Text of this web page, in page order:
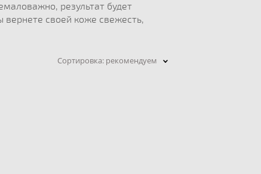
результат будет
своей коже свежесть,
Сортировка: рекомендуем